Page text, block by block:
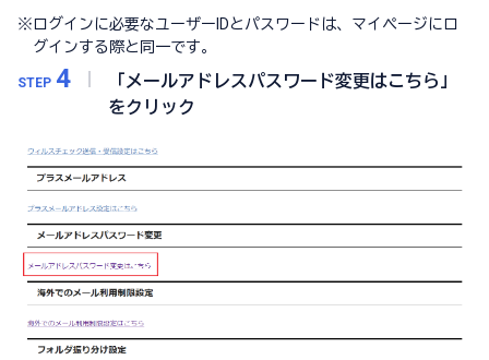
※ログインに必要なユーザーIDとパスワードは、マイページにロ
グインする際と同一です。
STEP 4
「メールアドレスパスワード変更はこちら」
をクリック